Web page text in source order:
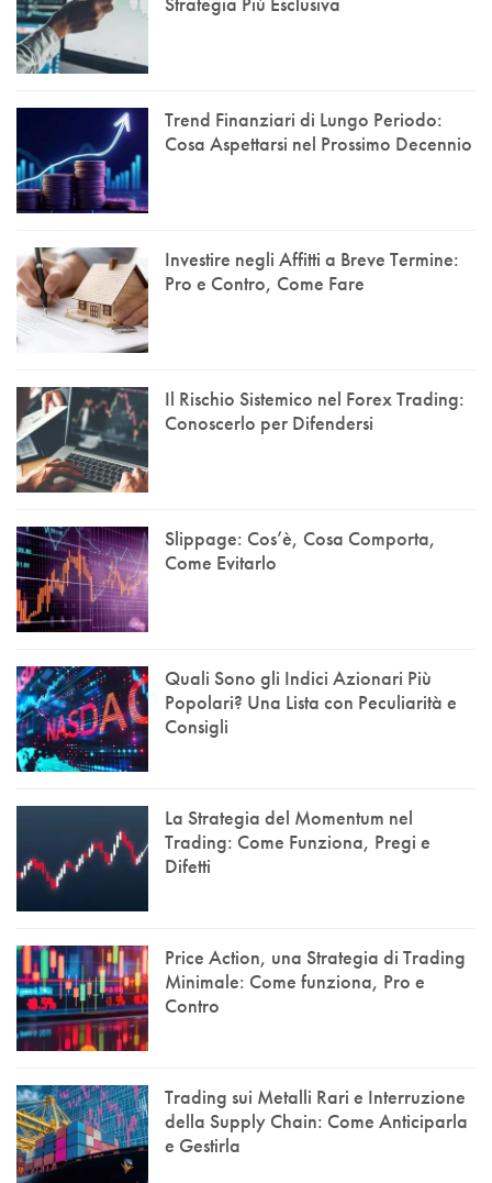
Trend Finanziari di Lungo Periodo:
Cosa Aspettarsi nel Prossimo Decennio
Investire negli Affitti a Breve Termine:
Pro e Contro, Come Fare
Il Rischio Sistemico nel Forex Trading:
Conoscerlo per Difendersi
Slippage: Cos’è, Cosa Comporta,
Come Evitarlo
Quali Sono gli Indici Azionari Più
Popolari? Una Lista con Peculiarità e
Consigli
La Strategia del Momentum nel
Trading: Come Funziona, Pregi e
Difetti
Price Action, una Strategia di Trading
Minimale: Come funziona, Pro e
Contro
Trading sui Metalli Rari e Interruzione
della Supply Chain: Come Anticiparla
e Gestirla